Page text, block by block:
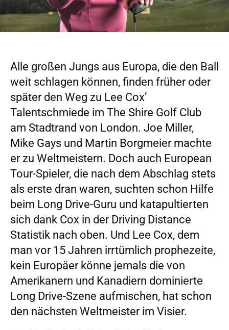
Alle großen Jungs aus Europa, die den Ball
weit schlagen können, finden früher oder
später den Weg zu Lee Cox’
Talentschmiede im The Shire Golf Club
am Stadtrand von London. Joe Miller,
Mike Gays und Martin Borgmeier machte
er zu Weltmeistern. Doch auch European
Tour-Spieler, die nach dem Abschlag stets
als erste dran waren, suchten schon Hilfe
beim Long Drive-Guru und katapultierten
sich dank Cox in der Driving Distance
Statistik nach oben. Und Lee Cox, dem
man vor 15 Jahren irrtümlich prophezeite,
kein Europäer könne jemals die von
Amerikanern und Kanadiern dominierte
Long Drive-Szene aufmischen, hat schon
den nächsten Weltmeister im Visier.